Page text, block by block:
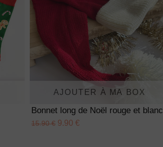
AJOUTER À MA BOX
Bonnet long de Noël rouge et blanc
15.90 € 9.90 €